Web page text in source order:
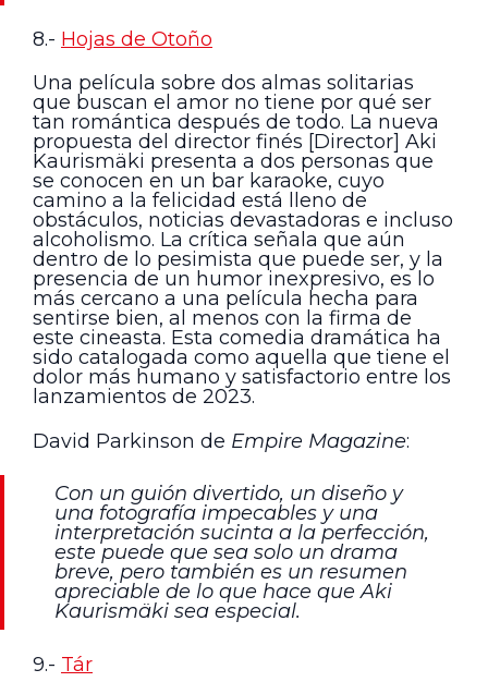
8.- Hojas de Otoño
Una película sobre dos almas solitarias
que buscan el amor no tiene por qué ser
tan romántica después de todo. La nueva
propuesta del director finés [Director] Aki
Kaurismäki presenta a dos personas que
se conocen en un bar karaoke, cuyo
camino a la felicidad está lleno de
obstáculos, noticias devastadoras e incluso
alcoholismo. La crítica señala que aún
dentro de lo pesimista que puede ser, y la
presencia de un humor inexpresivo, es lo
más cercano a una película hecha para
sentirse bien, al menos con la firma de
este cineasta. Esta comedia dramática ha
sido catalogada como aquella que tiene el
dolor más humano y satisfactorio entre los
lanzamientos de 2023.
David Parkinson de Empire Magazine:
Con un guión divertido, un diseño y
una fotografía impecables y una
interpretación sucinta a la perfección,
este puede que sea solo un drama
breve, pero también es un resumen
apreciable de lo que hace que Aki
Kaurismäki sea especial.
9.- Tár